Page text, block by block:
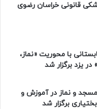
قانونی خراسان رضوی
با محوریت «نماز،
یزد برگزار شد
و نماز در آموزش و
برگزار شد